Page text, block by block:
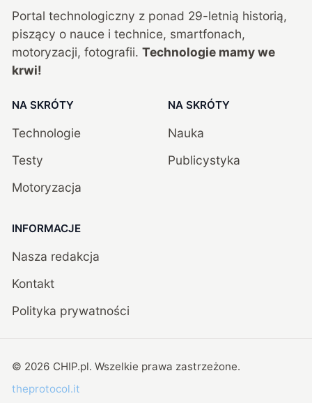
Portal technologiczny z ponad 29-letnią historią,
piszący o nauce i technice, smartfonach,
motoryzacji, fotografii. Technologie mamy we
krwi!
NA SKRÓTY
Technologie
Testy
Motoryzacja
NA SKRÓTY
Nauka
Publicystyka
INFORMACJE
Nasza redakcja
Kontakt
Polityka prywatności
© 2026 CHIP.pl. Wszelkie prawa zastrzeżone.
theprotocol.it